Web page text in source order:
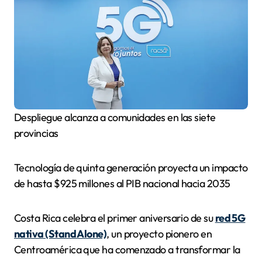
Despliegue alcanza a comunidades en las siete
provincias
Tecnología de quinta generación proyecta un impacto
de hasta $925 millones al PIB nacional hacia 2035
Costa Rica celebra el primer aniversario de sured 5G
nativa (Stand Alone), un proyecto pionero en
Centroamérica que ha comenzado a transformar la